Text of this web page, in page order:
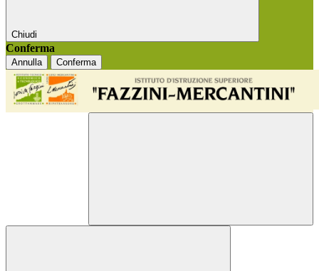
Chiudi
Conferma
Annulla Conferma